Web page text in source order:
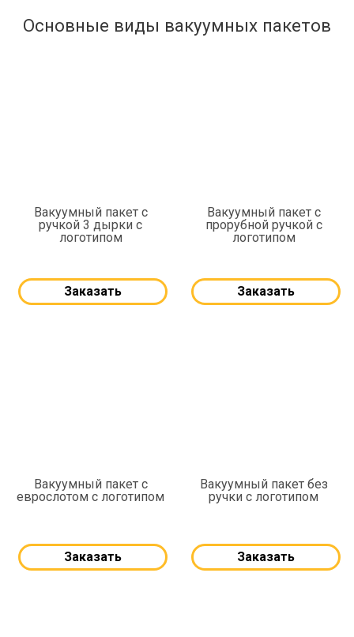
Основные виды вакуумных пакетов
Вакуумный пакет с
ручкой 3 дырки с
логотипом
Заказать
Вакуумный пакет с
прорубной ручкой с
логотипом
Заказать
Вакуумный пакет с
еврослотом с логотипом
Заказать
Вакуумный пакет без
ручки с логотипом
Заказать